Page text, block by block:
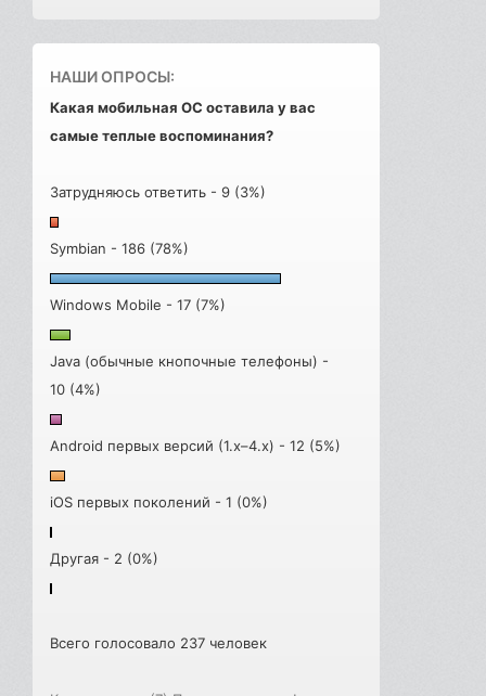
НАШИ ОПРОСЫ:
Какая мобильная ОС оставила у вас
самые теплые воспоминания?
Затрудняюсь ответить - 9 (3%)
Symbian - 186 (78%)
Windows Mobile - 17 (7%)
Java (обычные кнопочные телефоны) -
10 (4%)
Android первых версий (1.x–4.x) - 12 (5%)
iOS первых поколений - 1 (0%)
Другая - 2 (0%)
Всего голосовало 237 человек